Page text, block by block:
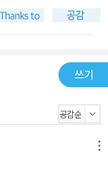
기억에서 비롯되었
한 왕비로 역사책에 희
명기에 조작되었는지,
이 궁정 제복의 옷값
않았다는 사실 등 우
고통과 역사 의 소용
로 때로는 가슴 먹먹
쓰기